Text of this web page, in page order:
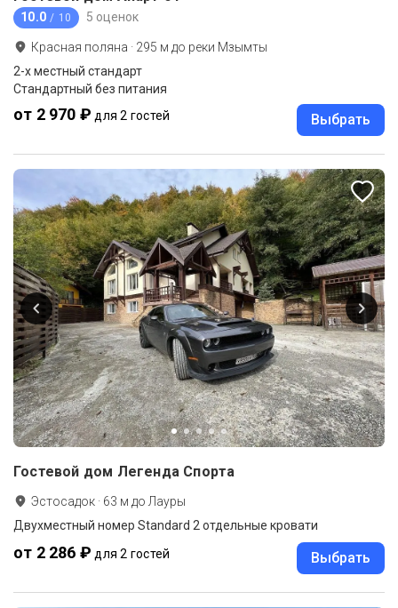
10.0 / 10 5 оценок
Красная поляна · 295 м до реки Мзымты
2-x местный стандарт
Стандартный без питания
от 2 970 ₽ для 2 гостей Выбрать
Гостевой дом Легенда Спорта
Эстосадок · 63 м доЛауры
Двухместный номер Standard 2 отдельные кровати
от 2 286 ₽ для 2 гостей Выбрать